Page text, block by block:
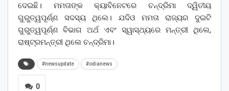
ଦେଇଛି। ମମତାଙ୍କ କ୍ୟାବିନେଟରେ ଚନ୍ଦ୍ରିମା ଦ୍ୱିତୀୟ
ଗୁରୁତ୍ୱପୂର୍ଣ୍ଣ ସଦସ୍ୟ ଥିଲେ। ଯଦିଓ ମମତା ରାଜ୍ୟର ଦୁଇଟି
ଗୁରୁତ୍ୱପୂର୍ଣ୍ଣ ବିଭାଗ ଅର୍ଥ ଏବଂ ସ୍ୱାସ୍ଥ୍ୟରେ ମନ୍ତ୍ରୀ ଥିଲେ,
ରାଷ୍ଟ୍ରମନ୍ତ୍ରୀ ଥିଲେ ଚନ୍ଦ୍ରିମା।
#newsupdate #odianews
0